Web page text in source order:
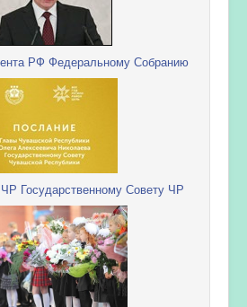
РФ Федеральному Собранию
Государственному Совету ЧР